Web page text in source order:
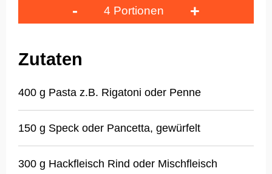
- 4 Portionen +
Zutaten
400 g Pasta z.B. Rigatoni oder Penne
150 g Speck oder Pancetta, gewürfelt
300 g Hackfleisch Rind oder Mischfleisch